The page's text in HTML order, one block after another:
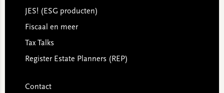
JES! (ESG producten)
Fiscaal en meer
Tax Talks
Register Estate Planners (REP)
Contact